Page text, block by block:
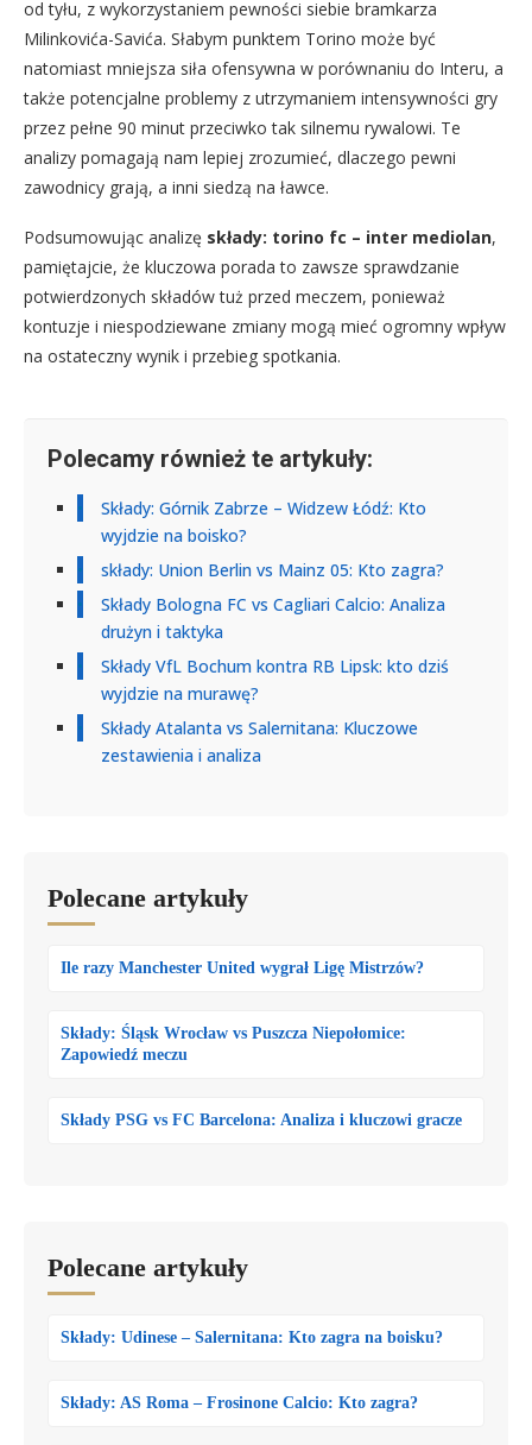
od tyłu, z wykorzystaniem pewności siebie bramkarza
Milinkovića-Savića. Słabym punktem Torino może być
natomiast mniejsza siła ofensywna w porównaniu do Interu, a
także potencjalne problemy z utrzymaniem intensywności gry
przez pełne 90 minut przeciwko tak silnemu rywalowi. Te
analizy pomagają nam lepiej zrozumieć, dlaczego pewni
zawodnicy grają, a inni siedzą na ławce.
Podsumowując analizę składy: torino fc – inter mediolan,
pamiętajcie, że kluczowa porada to zawsze sprawdzanie
potwierdzonych składów tuż przed meczem, ponieważ
kontuzje i niespodziewane zmiany mogą mieć ogromny wpływ
na ostateczny wynik i przebieg spotkania.
Polecamy również te artykuły:
Składy: Górnik Zabrze – Widzew Łódź: Kto
wyjdzie na boisko?
składy: Union Berlin vs Mainz 05: Kto zagra?
Składy Bologna FC vs Cagliari Calcio: Analiza
drużyn i taktyka
Składy VfL Bochum kontra RB Lipsk: kto dziś
wyjdzie na murawę?
Składy Atalanta vs Salernitana: Kluczowe
zestawienia i analiza
Polecane artykuły
Ile razy Manchester United wygrał Ligę Mistrzów?
Składy: Śląsk Wrocław vs Puszcza Niepołomice:
Zapowiedź meczu
Składy PSG vs FC Barcelona: Analiza i kluczowi gracze
Polecane artykuły
Składy: Udinese – Salernitana: Kto zagra na boisku?
Składy: AS Roma – Frosinone Calcio: Kto zagra?